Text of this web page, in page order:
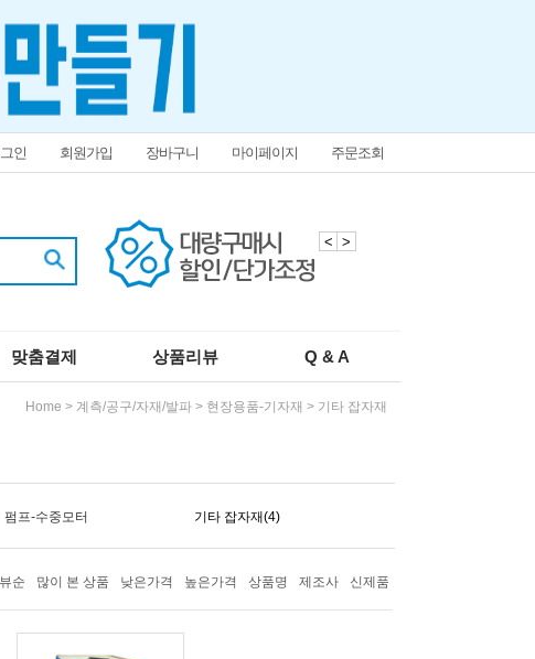
인 회원가입 장바구니 마이페이지 주문조회
< >
맞춤결제 상품리뷰 Q & A
Home > 계측/공구/자재/발파 > 현장용품-기자재 > 기타 잡자재
펌프-수중모터 기타 잡자재(4)
순 많이 본 상품 낮은가격 높은가격 상품명 제조사 신제품